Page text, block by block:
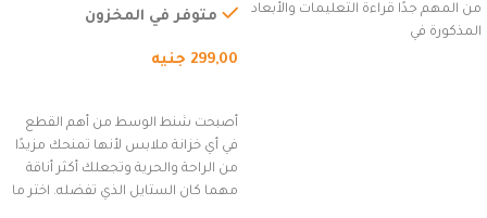
من المهم جدًا قراءة التعليمات والأبعاد
المذكورة في
السفر، الجري العادي، المشي
(رمادي)
متوفر في المخزون
299,00 جنيه
أصبحت شنط الوسط من أهم القطع
في أي خزانة ملابس لأنها تمنحك مزيدًا
من الراحة والحرية وتجعلك أكثر أناقة
مهما كان الستايل الذي تفضله. اختر ما